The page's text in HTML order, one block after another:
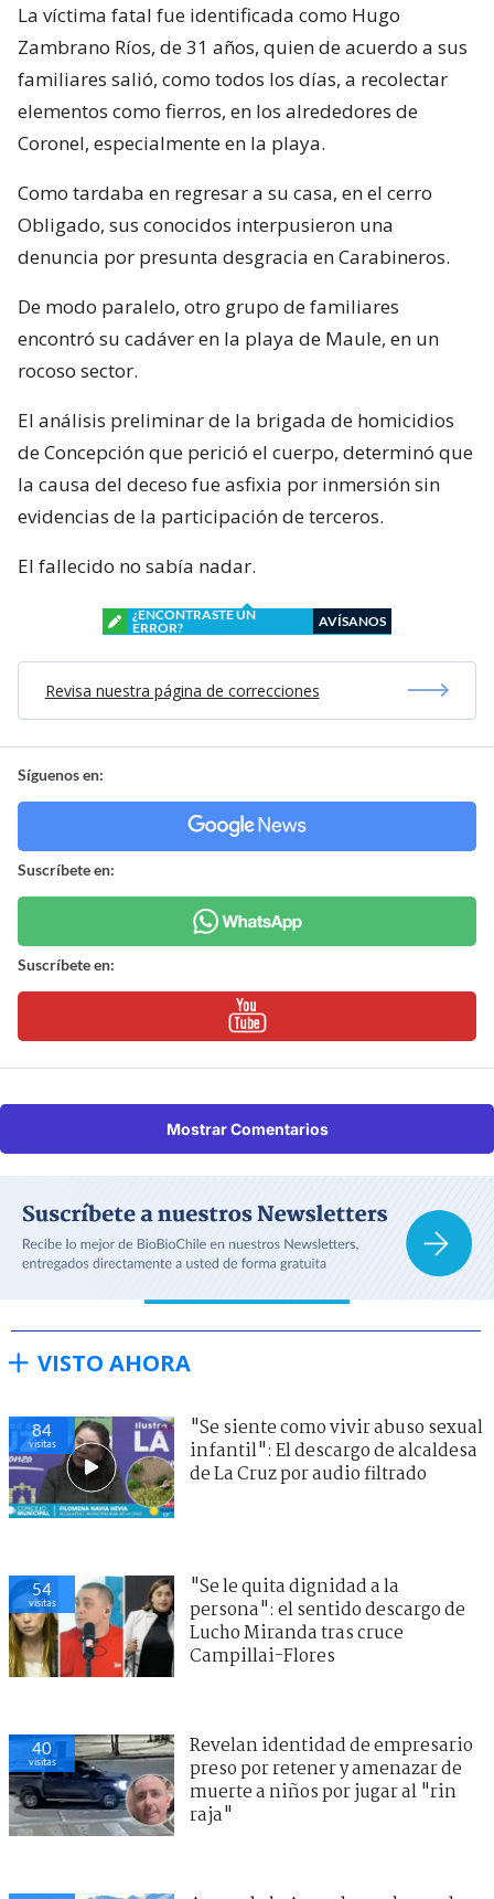
La víctima fatal fue identificada como Hugo
Zambrano Ríos, de 31 años, quien de acuerdo a sus
familiares salió, como todos los días, a recolectar
elementos como fierros, en los alrededores de
Coronel, especialmente en la playa.
Como tardaba en regresar a su casa, en el cerro
Obligado, sus conocidos interpusieron una
denuncia por presunta desgracia en Carabineros.
De modo paralelo, otro grupo de familiares
encontró su cadáver en la playa de Maule, en un
rocoso sector.
El análisis preliminar de la brigada de homicidios
de Concepción que perició el cuerpo, determinó que
la causa del deceso fue asfixia por inmersión sin
evidencias de la participación de terceros.
El fallecido no sabía nadar.
¿ENCONTRASTE UN
ERROR?
AVÍSANOS
Revisa nuestra página de correcciones
Síguenos en:
Suscríbete en:
Suscríbete en:
Mostrar Comentarios
VISTO AHORA
84
visitas
"Se siente como vivir abuso sexual
infantil": El descargo de alcaldesa
de La Cruz por audio filtrado
54
visitas
"Se le quita dignidad a la
persona": el sentido descargo de
Lucho Miranda tras cruce
Campillai-Flores
40
visitas
Revelan identidad de empresario
preso por retener y amenazar de
muerte a niños por jugar al "rin
raja"